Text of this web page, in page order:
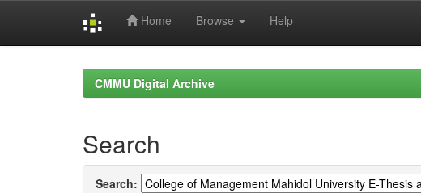
Home Browse Help
CMMU Digital Archive
Search
Search: